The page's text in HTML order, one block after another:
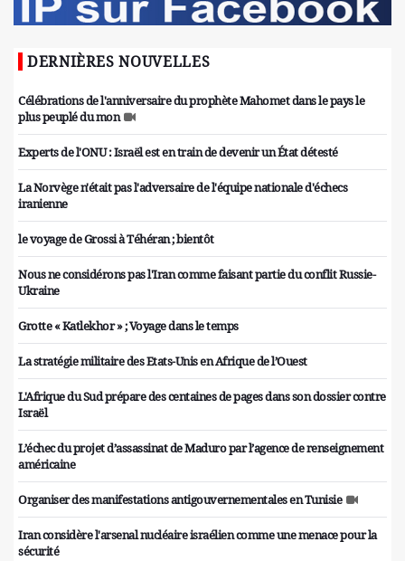
DERNIÈRES NOUVELLES
Célébrations de l'anniversaire du prophète Mahomet dans le pays le
plus peuplé du mon
Experts de l'ONU : Israël est en train de devenir un État détesté
La Norvège n'était pas l'adversaire de l'équipe nationale d'échecs
iranienne
le voyage de Grossi à Téhéran ; bientôt
Nous ne considérons pas l'Iran comme faisant partie du conflit Russie-
Ukraine
Grotte « Katlekhor » ; Voyage dans le temps
La stratégie militaire des Etats-Unis en Afrique de l’Ouest
L'Afrique du Sud prépare des centaines de pages dans son dossier contre
Israël
L’échec du projet d’assassinat de Maduro par l’agence de renseignement
américaine
Organiser des manifestations antigouvernementales en Tunisie
Iran considère l'arsenal nucléaire israélien comme une menace pour la
sécurité